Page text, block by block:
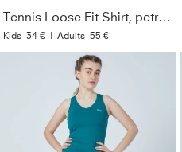
Tennis Loose Fit Shirt, petrol grün
Kids 34 € | Adults 55 €